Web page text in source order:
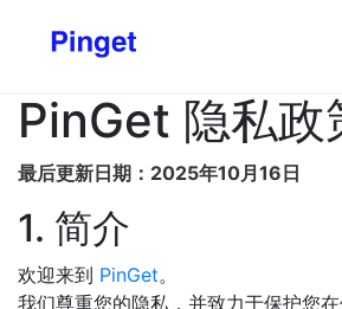
PinGet 隐私政
最后更新日期：2025年10月16日
1. 简介
欢迎来到 PinGet。
我们尊重您的隐私，并致力于保护您